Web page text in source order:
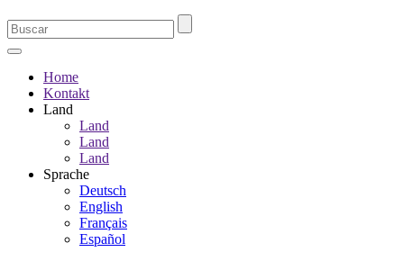
Home
Kontakt
Land
Land
Land
Land
Sprache
Deutsch
English
Français
Español